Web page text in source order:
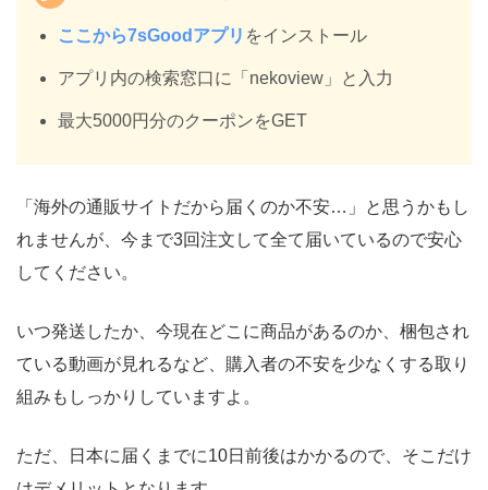
ここから7sGoodアプリ をインストール
アプリ内の検索窓口に「nekoview」と入力
最大5000円分のクーポンをGET
「海外の通販サイトだから届くのか不安…」と思うかもし
れませんが、今まで3回注文して全て届いているので安心
してください。
いつ発送したか、今現在どこに商品があるのか、梱包され
ている動画が見れるなど、購入者の不安を少なくする取り
組みもしっかりしていますよ。
ただ、日本に届くまでに10日前後はかかるので、そこだけ